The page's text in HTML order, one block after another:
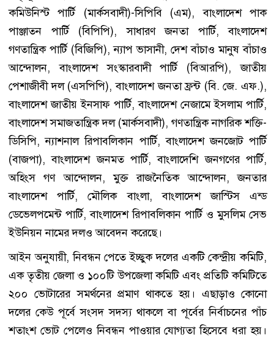
কমিউনিস্ট পার্টি (মার্কসবাদী)-সিপিবি (এম), বাংলাদেশ পাক
পাঞ্জাতন পার্টি (বিপিপি), সাধারণ জনতা পার্টি, বাংলাদেশ
গণতান্ত্রিক পার্টি (বিজিপি), ন্যাপ ভাসানী, দেশ বাঁচাও মানুষ বাঁচাও
আন্দোলন, বাংলাদেশ সংস্কারবাদী পার্টি (বিআরপি), জাতীয়
পেশাজীবী দল (এসপিপি), বাংলাদেশ জনতা ফ্রন্ট (বি. জে. এফ.),
বাংলাদেশ জাতীয় ইনসাফ পার্টি, বাংলাদেশ নেজামে ইসলাম পার্টি,
বাংলাদেশ সমাজতান্ত্রিক দল (মার্কসবাদী), গণতান্ত্রিক নাগরিক শক্তি-
ডিসিপি, ন্যাশনাল রিপাবলিকান পার্টি, বাংলাদেশ জনজোট পার্টি
(বাজপা), বাংলাদেশ জনমত পার্টি, বাংলাদেশি জনগণের পার্টি,
অহিংস গণ আন্দোলন, মুক্ত রাজনৈতিক আন্দোলন, জনতার
বাংলাদেশ পার্টি, মৌলিক বাংলা, বাংলাদেশ জাস্টিস এন্ড
ডেভেলপমেন্ট পার্টি, বাংলাদেশ রিপাবলিকান পার্টি ও মুসলিম সেভ
ইউনিয়ন নামের দলও আবেদন করেছে।
আইন অনুযায়ী, নিবন্ধন পেতে ইচ্ছুক দলের একটি কেন্দ্রীয় কমিটি,
এক তৃতীয় জেলা ও ১০০টি উপজেলা কমিটি এবং প্রতিটি কমিটিতে
২০০ ভোটারের সমর্থনের প্রমাণ থাকতে হয়। এছাড়াও কোনো
দলের কেউ পূর্বে সংসদ সদস্য থাকলে বা পূর্বের নির্বাচনের পাঁচ
শতাংশ ভোট পেলেও নিবন্ধন পাওয়ার যোগ্যতা হিসেবে ধরা হয়।